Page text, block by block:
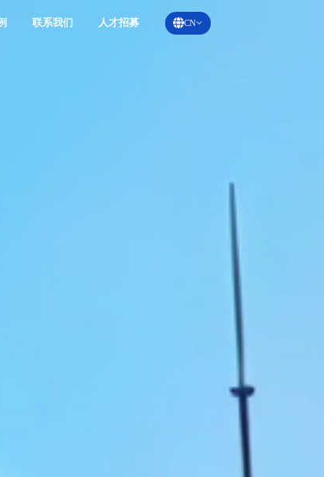
联系我们 人才招募 CN